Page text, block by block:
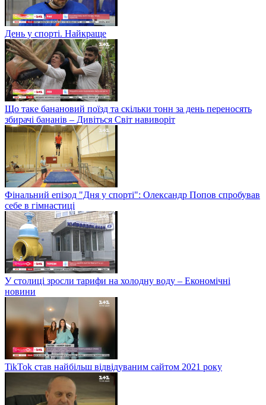
День у спорті. Найкраще
Що таке банановий поїзд та скільки тонн за день переносять
збирачі бананів – Дивіться Світ навиворіт
Фінальний епізод "Дня у спорті": Олександр Попов спробував
себе в гімнастиці
У столиці зросли тарифи на холодну воду – Економічні
новини
TikTok став найбільш відвідуваним сайтом 2021 року